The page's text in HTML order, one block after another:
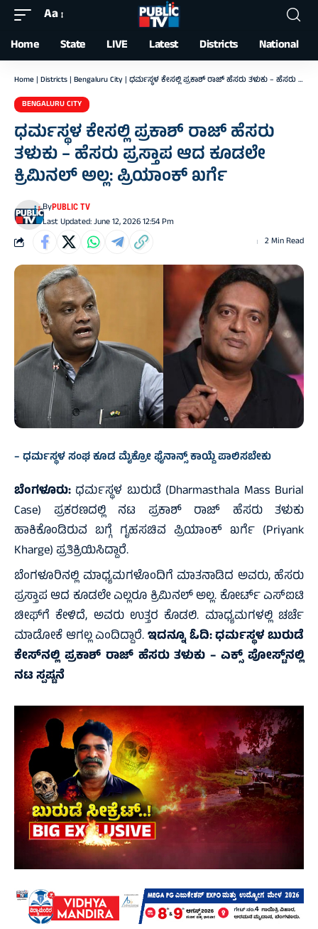
Font
Resizer
Aa
Home State LIVE Latest Districts National
Home | Districts | Bengaluru City | ಧರ್ಮಸ್ಥಳ ಕೇಸಲ್ಲಿ ಪ್ರಕಾಶ್‌ ರಾಜ್‌ ಹೆಸರು ತಳುಕು – ಹೆಸರು ಪ್ರಸ್ತಾಪ ಆದ ಕೂಡಲೇ ಕ್ರಿಮಿನಲ್ ಅಲ್ಲ: ಪ್ರಿಯಾಂಕ್‌ ಖರ್ಗೆ
BENGALURU CITY
ಧರ್ಮಸ್ಥಳ ಕೇಸಲ್ಲಿ ಪ್ರಕಾಶ್‌ ರಾಜ್‌ ಹೆಸರು
ತಳುಕು – ಹೆಸರು ಪ್ರಸ್ತಾಪ ಆದ ಕೂಡಲೇ
ಕ್ರಿಮಿನಲ್ ಅಲ್ಲ: ಪ್ರಿಯಾಂಕ್‌ ಖರ್ಗೆ
Last Updated: June 12, 2026 12:54 Pm
ByPUBLIC TV
2 Min Read
– ಧರ್ಮಸ್ಥಳ ಸಂಘ ಕೂಡ ಮೈಕ್ರೋ ಫೈನಾನ್ಸ್ ಕಾಯ್ದೆ ಪಾಲಿಸಬೇಕು
ಬೆಂಗಳೂರು: ಧರ್ಮಸ್ಥಳ ಬುರುಡೆ (Dharmasthala Mass Burial
Case) ಪ್ರಕರಣದಲ್ಲಿ ನಟ ಪ್ರಕಾಶ್‌ ರಾಜ್‌ ಹೆಸರು ತಳುಕು
ಹಾಕಿಕೊಂಡಿರುವ ಬಗ್ಗೆ ಗೃಹಸಚಿವ ಪ್ರಿಯಾಂಕ್‌ ಖರ್ಗೆ (Priyank
Kharge) ಪ್ರತಿಕ್ರಿಯಿಸಿದ್ದಾರೆ.
ಬೆಂಗಳೂರಿನಲ್ಲಿ ಮಾಧ್ಯಮಗಳೊಂದಿಗೆ ಮಾತನಾಡಿದ ಅವರು, ಹೆಸರು
ಪ್ರಸ್ತಾಪ ಆದ ಕೂಡಲೇ ಎಲ್ಲರೂ ಕ್ರಿಮಿನಲ್ ಅಲ್ಲ. ಕೋರ್ಟ್ ಎಸ್‌ಐಟಿ
ಚೀಫ್‌ಗೆ ಕೇಳಿದೆ, ಅವರು ಉತ್ತರ ಕೊಡಲಿ. ಮಾಧ್ಯಮಗಳಲ್ಲಿ ಚರ್ಚೆ
ಮಾಡೋಕೆ ಆಗಲ್ಲ ಎಂದಿದ್ದಾರೆ.ಇದನ್ನೂ ಓದಿ:ಧರ್ಮಸ್ಥಳ ಬುರುಡೆ
ಕೇಸ್‌ನಲ್ಲಿ ಪ್ರಕಾಶ್‌ ರಾಜ್‌ ಹೆಸರು ತಳುಕು – ಎಕ್ಸ್‌ ಪೋಸ್ಟ್‌ನಲ್ಲಿ
ನಟ ಸ್ಪಷ್ಟನೆ